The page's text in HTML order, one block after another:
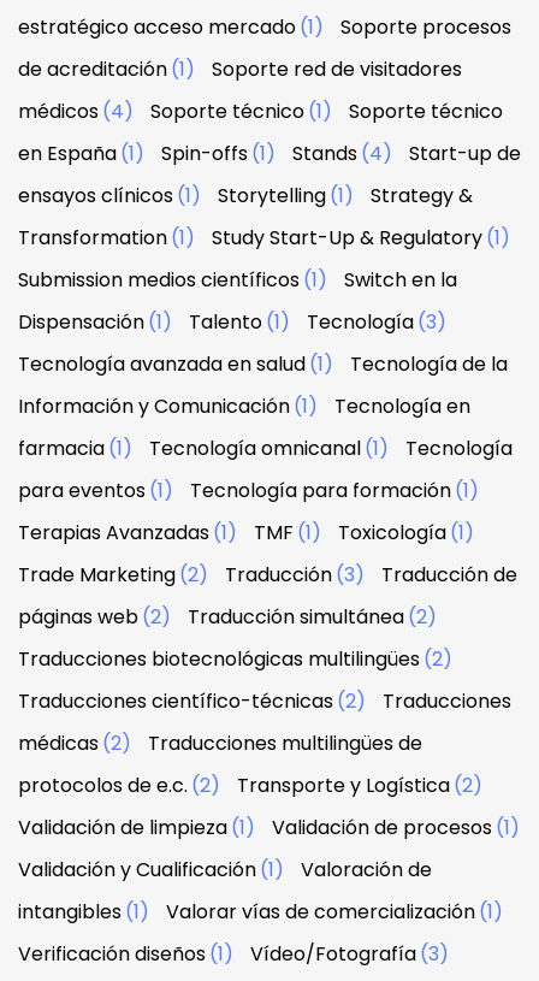
estratégico acceso mercado(1)
Soporte procesos
de acreditación(1)
Soporte red de visitadores
médicos(4) Soporte técnico(1)
Soporte técnico
en España(1) Spin-offs(1) Stands(4)
Start-up de
ensayos clínicos(1) Storytelling(1)
Strategy &
Transformation(1) Study Start-Up & Regulatory(1)
Submission medios científicos(1)
Switch en la
Dispensación(1) Talento(1) Tecnología(3)
Tecnología avanzada en salud(1)
Tecnología de la
Información y Comunicación(1)
Tecnología en
farmacia(1) Tecnología omnicanal(1)
Tecnología
para eventos(1) Tecnología para formación(1)
Terapias Avanzadas(1) TMF (1) Toxicología(1)
Trade Marketing(2) Traducción(3)
Traducción de
páginas web(2) Traducción simultánea(2)
Traducciones biotecnológicas multilingües(2)
Traducciones científico-técnicas(2)
Traducciones
médicas(2)
Traducciones multilingües de
protocolos de e.c. (2) Transporte y Logística(2)
Validación de limpieza(1) Validación de procesos(1)
Validación y Cualificación(1)
Valoración de
intangibles(1) Valorar vías de comercialización(1)
Verificación diseños(1) Vídeo/Fotografía(3)